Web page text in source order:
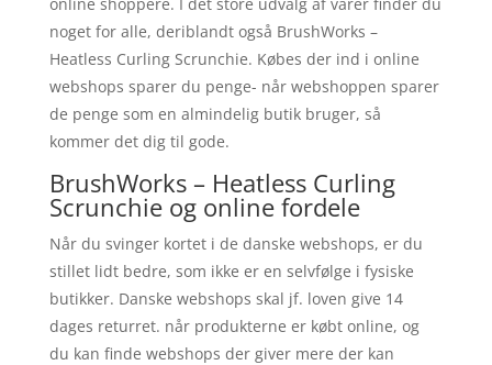
noget for alle, deriblandt også BrushWorks –
Heatless Curling Scrunchie. Købes der ind i online
webshops sparer du penge- når webshoppen sparer
de penge som en almindelig butik bruger, så
kommer det dig til gode.
BrushWorks – Heatless Curling
Scrunchie og online fordele
Når du svinger kortet i de danske webshops, er du
stillet lidt bedre, som ikke er en selvfølge i fysiske
butikker. Danske webshops skal jf. loven give 14
dages returret. når produkterne er købt online, og
du kan finde webshops der giver mere der kan